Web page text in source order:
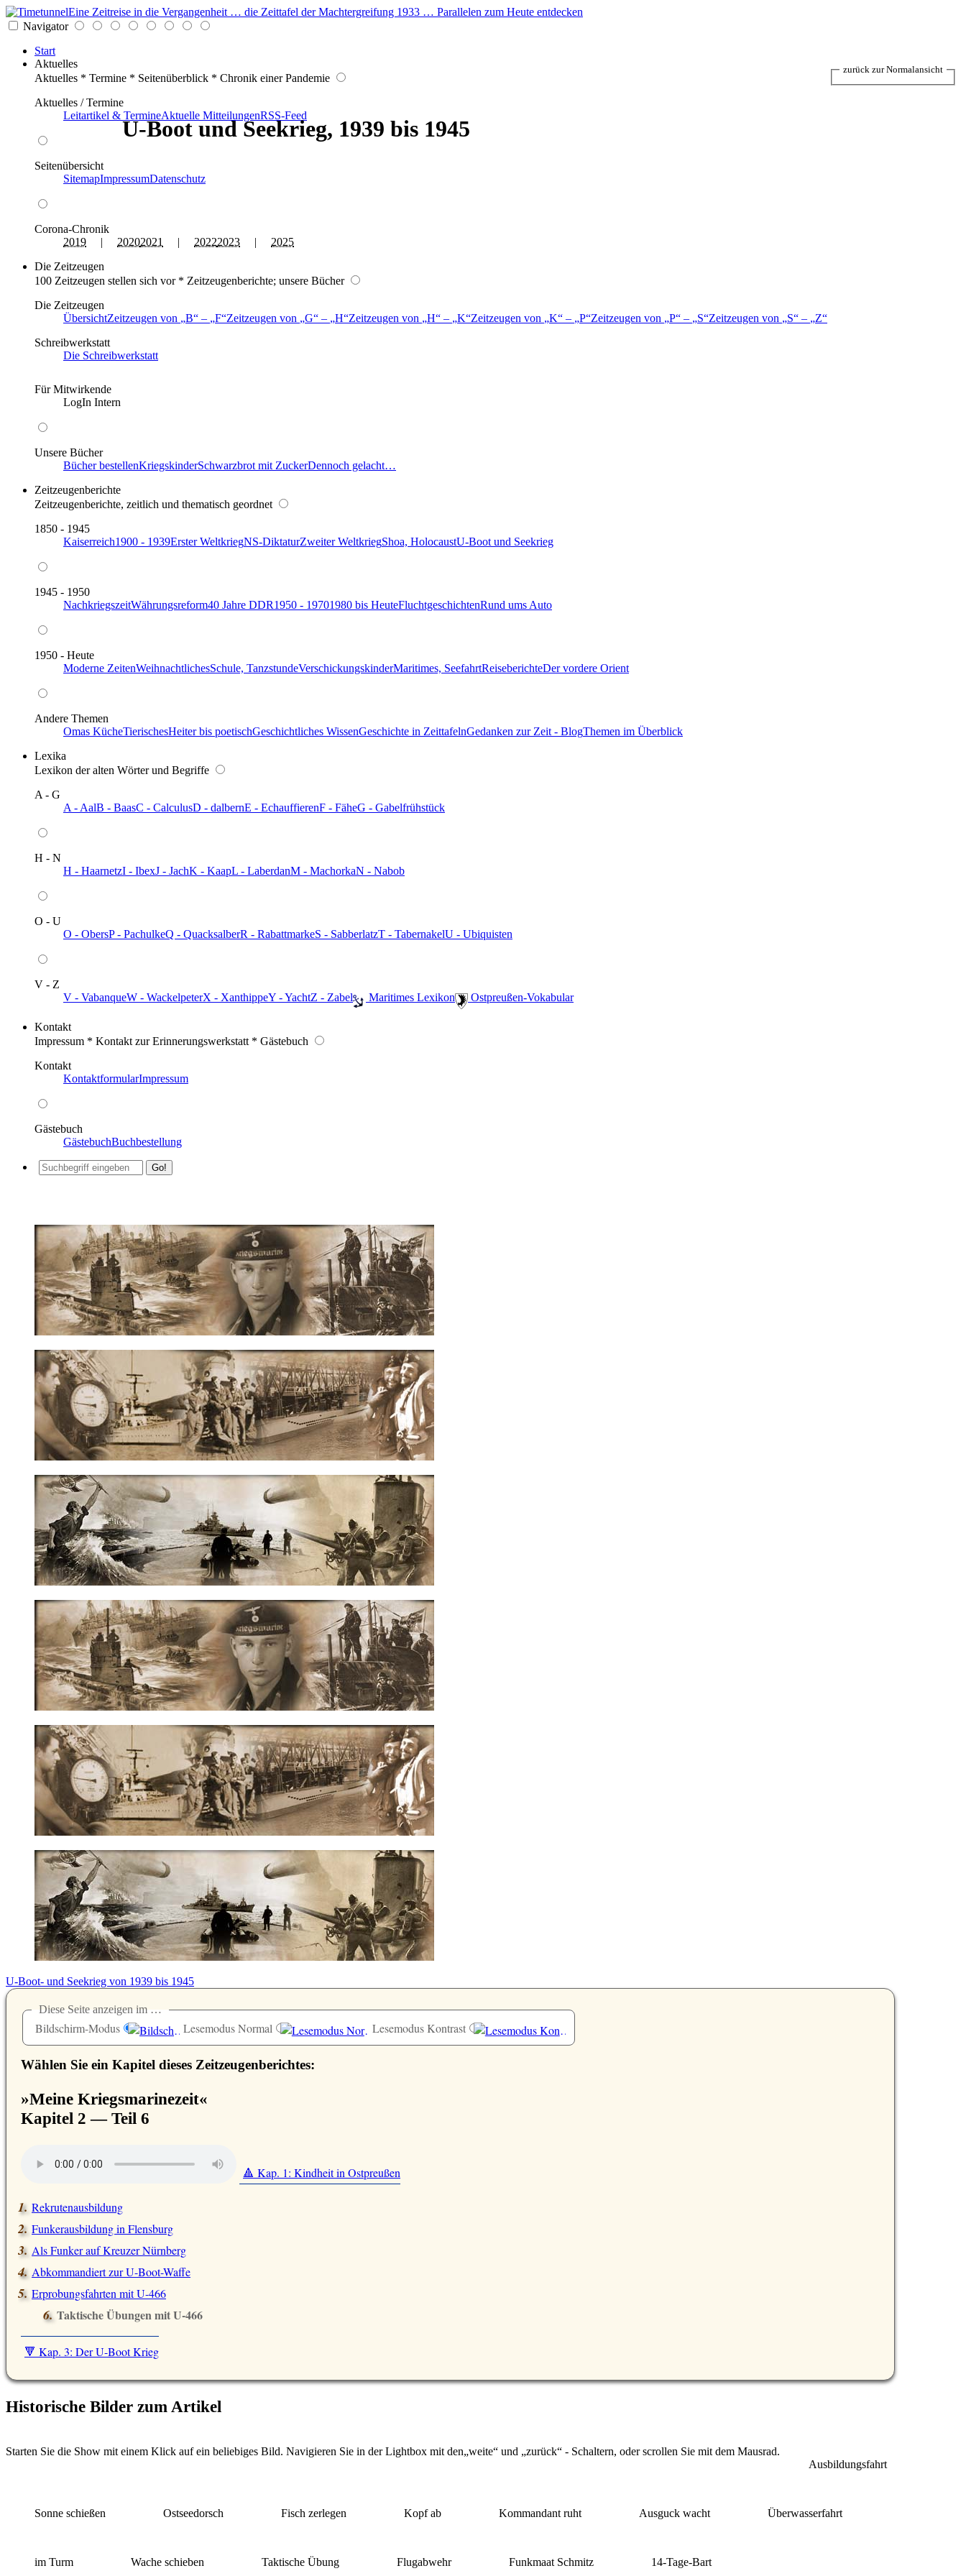
Eine Zeitreise in die Vergangenheit … die Zeittafel der Machtergreifung 1933 … Parallelen zum Heute entdecken
Navigator
Start
Aktuelles
Aktuelles * Termine * Seitenüberblick * Chronik einer Pandemie
Aktuelles / Termine
Leitartikel & TermineAktuelle MitteilungenRSS-Feed
Seitenübersicht
SitemapImpressumDatenschutz
Corona-Chronik
2019 | 20202021 | 20222023 | 2025
Die Zeitzeugen
100 Zeitzeugen stellen sich vor * Zeitzeugenberichte; unsere Bücher
Die Zeitzeugen
ÜbersichtZeitzeugen von B – F Zeitzeugen von G – H Zeitzeugen von H – K Zeitzeugen von K – P Zeitzeugen von P – S Zeitzeugen von S –
Z
Schreibwerkstatt
Die Schreibwerkstatt
Für Mitwirkende
LogIn Intern
Unsere Bücher
Bücher bestellenKriegskinderSchwarzbrot mit ZuckerDennoch gelacht…
Zeitzeugenberichte
Zeitzeugenberichte, zeitlich und thematisch geordnet
1850 - 1945
Kaiserreich1900 - 1939Erster WeltkriegNS-DiktaturZweiter WeltkriegShoa, HolocaustU-Boot und Seekrieg
1945 - 1950
NachkriegszeitWährungsreform40 Jahre DDR1950 - 19701980 bis HeuteFluchtgeschichtenRund ums Auto
1950 - Heute
Moderne ZeitenWeihnachtlichesSchule, TanzstundeVerschickungskinderMaritimes, SeefahrtReiseberichteDer vordere Orient
Andere Themen
Omas KücheTierischesHeiter bis poetischGeschichtliches WissenGeschichte in ZeittafelnGedanken zur Zeit - BlogThemen im Überblick
Lexika
Lexikon der alten Wörter und Begriffe
A - G
A - AalB - BaasC - CalculusD - dalbernE - EchauffierenF - FäheG - Gabelfrühstück
H - N
H - HaarnetzI - IbexJ - JachK - KaapL - LaberdanM - MachorkaN - Nabob
O - U
O - ObersP - PachulkeQ - QuacksalberR - RabattmarkeS - SabberlatzT - TabernakelU - Ubiquisten
V - Z
V - VabanqueW - WackelpeterX - XanthippeY - YachtZ - Zabel ️ Maritimes Lexikon ️ Ostpreußen-Vokabular
Kontakt
Impressum * Kontakt zur Erinnerungswerkstatt * Gästebuch
Kontakt
KontaktformularImpressum
Gästebuch
GästebuchBuchbestellung
U-Boot und Seekrieg, 1939 bis 1945
U-Boot- und Seekrieg von 1939 bis 1945
Diese Seite anzeigen im …
Bildschirm-Modus Lesemodus Normal Lesemodus Kontrast
Wählen Sie ein Kapitel dieses Zeitzeugenberichtes:
»Meine Kriegsmarinezeit«
Kapitel 2 — Teil 6
🔺 Kap. 1: Kindheit in Ostpreußen
Rekrutenausbildung
Funkerausbildung in Flensburg
Als Funker auf Kreuzer Nürnberg
Abkommandiert zur U-Boot-Waffe
Erprobungsfahrten mit U-466
Taktische Übungen mit U-466
🔻 Kap. 3: Der U-Boot Krieg
Historische Bilder zum Artikel
Starten Sie die Show mit einem Klick auf ein beliebiges Bild. Navigieren Sie in der Lightbox mit den weite und zurück
- Schaltern, oder scrollen Sie mit dem Mausrad.
Ausbildungsfahrt
Sonne schießen Ostseedorsch Fisch zerlegen Kopf ab Kommandant ruht Ausguck wacht Überwasserfahrt
im Turm Wache schieben Taktische Übung Flugabwehr Funkmaat Schmitz 14-Tage-Bart
zurück zur Normalansicht